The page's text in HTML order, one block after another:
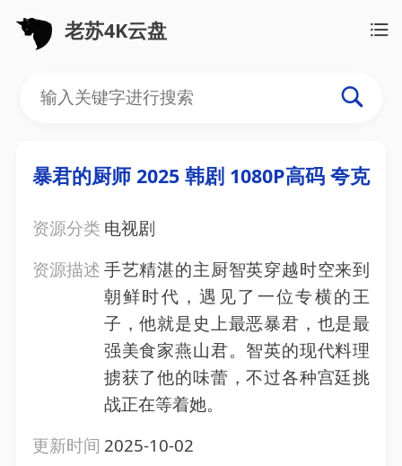
老苏4K云盘
暴君的厨师 2025 韩剧 1080P高码 夸克
资源分类 电视剧
资源描述手艺精湛的主厨智英穿越时空来到
朝鲜时代，遇见了一位专横的王
子，他就是史上最恶暴君，也是最
强美食家燕山君。智英的现代料理
掳获了他的味蕾，不过各种宫廷挑
战正在等着她。
更新时间 2025-10-02